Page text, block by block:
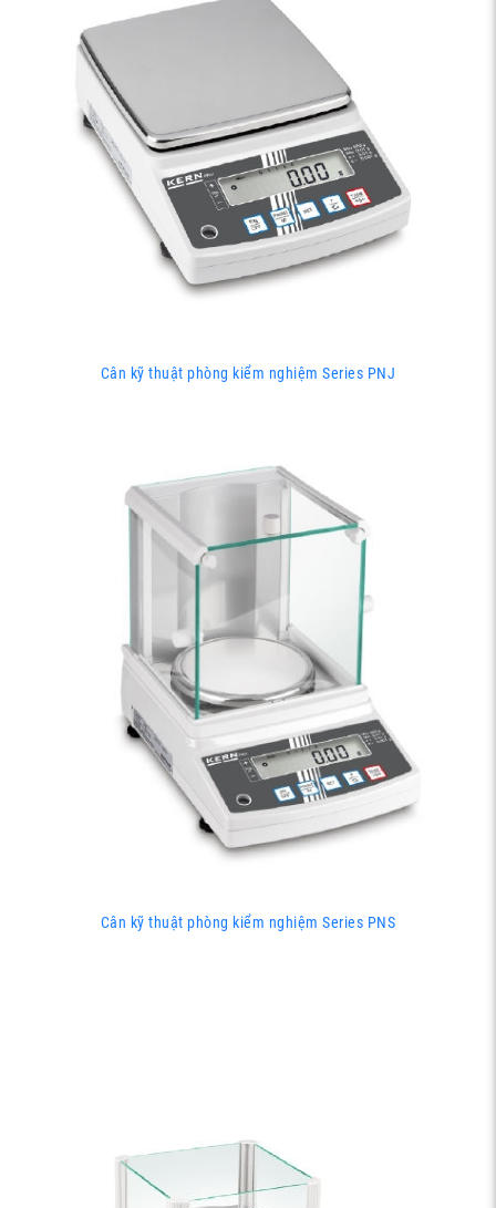
Cân kỹ thuật phòng kiểm nghiệm Series PNJ
Cân kỹ thuật phòng kiểm nghiệm Series PNS